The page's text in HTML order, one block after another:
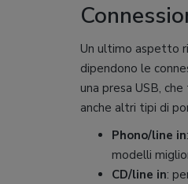
Un ultimo aspetto
dipendono le
una presa USB,
anche altri tipi di
Phono/line in
modelli
CD/line in: